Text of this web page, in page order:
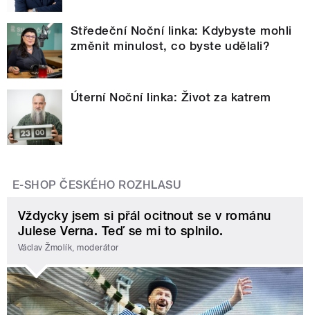
Středeční Noční linka: Kdybyste mohli
změnit minulost, co byste udělali?
Úterní Noční linka: Život za katrem
E-SHOP ČESKÉHO ROZHLASU
Vždycky jsem si přál ocitnout se v románu
Julese Verna. Teď se mi to splnilo.
Václav Žmolík, moderátor